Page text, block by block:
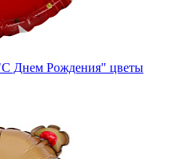
Днем Рождения" цветы